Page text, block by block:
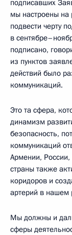
подписавших
мы настроены на
подвести черту
в
подписано,
из пунктов
действий было
коммуникаций.
Это та сфера,
динамизм
безопасность,
коммуникаций
Армении, России,
страны также
коридоров и
артерий в нашем
Мы должны и
сферы